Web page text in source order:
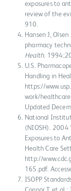
exposures to
review of the
910.
Hansen J,
pharmacy
Health.
U.S.
Handling in
https://
work/
Updated
National
(NIOSH). 2004
Exposures to
Health Care
http://
165.pdf.
ISOPP